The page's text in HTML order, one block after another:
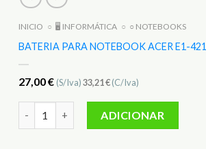
INICIO ○ 🖥️ INFORMÁTICA ○ ○ NOTEBOOKS
BATERIA PARA NOTEBOOK ACER E1-421
27,00€ (S/Iva)33,21€(C/Iva)
ADICIONAR